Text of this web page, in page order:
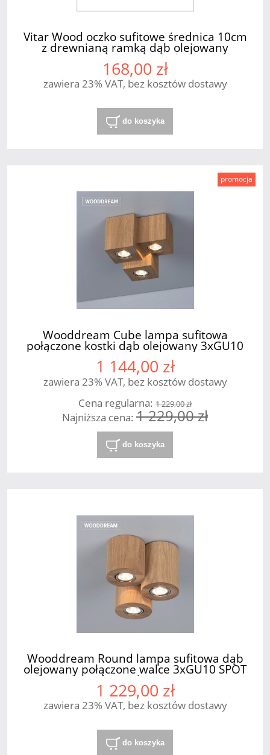
Vitar Wood oczko sufitowe średnica 10cm
z drewnianą ramką dąb olejowany
1xGU10 SPOT Light
168,00 zł
zawiera 23% VAT, bez kosztów dostawy
do koszyka
Wooddream Cube lampa sufitowa
połączone kostki dąb olejowany 3xGU10
SPOT Light
1 144,00 zł
zawiera 23% VAT, bez kosztów dostawy
Cena regularna: 1 229,00 zł
Najniższa cena: 1 229,00 zł
do koszyka
promocja
Wooddream Round lampa sufitowa dąb
olejowany połączone walce 3xGU10 SPOT
Light
1 229,00 zł
zawiera 23% VAT, bez kosztów dostawy
do koszyka